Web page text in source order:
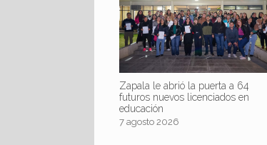
Zapala le abrió la puerta a 64
futuros nuevos licenciados en
educación
7 agosto 2026